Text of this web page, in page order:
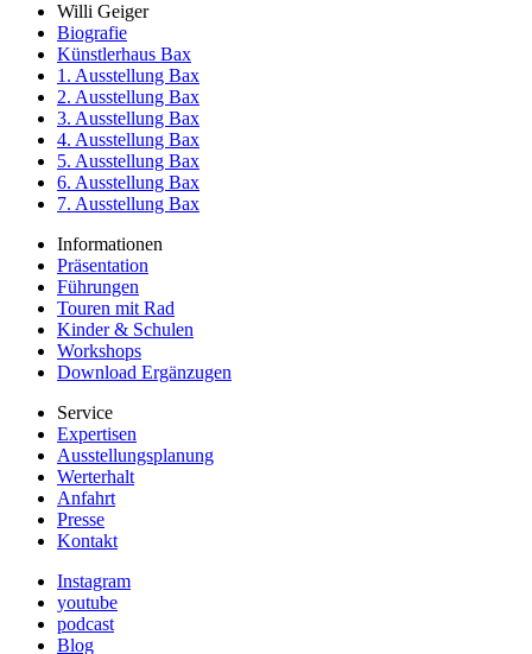
Willi Geiger
Biografie
Künstlerhaus Bax
1. Ausstellung Bax
2. Ausstellung Bax
3. Ausstellung Bax
4. Ausstellung Bax
5. Ausstellung Bax
6. Ausstellung Bax
7. Ausstellung Bax
Informationen
Präsentation
Führungen
Touren mit Rad
Kinder & Schulen
Workshops
Download Ergänzugen
Service
Expertisen
Ausstellungsplanung
Werterhalt
Anfahrt
Presse
Kontakt
Instagram
youtube
podcast
Blog